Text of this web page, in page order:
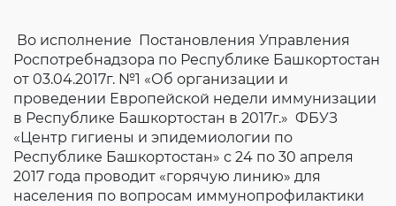
Во исполнение Постановления Управления
Роспотребнадзора по Республике Башкортостан
от 03.04.2017г. №1 «Об организации и
проведении Европейской недели иммунизации
в Республике Башкортостан в 2017г.» ФБУЗ
«Центр гигиены и эпидемиологии по
Республике Башкортостан» с 24 по 30 апреля
2017 года проводит «горячую линию» для
населения по вопросам иммунопрофилактики